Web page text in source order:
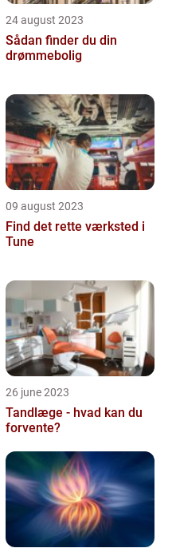
24 august 2023
Sådan finder du din
drømmebolig
09 august 2023
Find det rette værksted i
Tune
26 june 2023
Tandlæge - hvad kan du
forvente?